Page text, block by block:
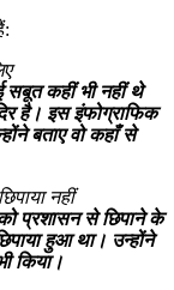
कहीं भी नहीं थे
है। इस इंफोग्राफिक
बताए वो कहाँ से
नहीं
प्रशासन से छिपाने के
हुआ था। उन्होंने
किया।